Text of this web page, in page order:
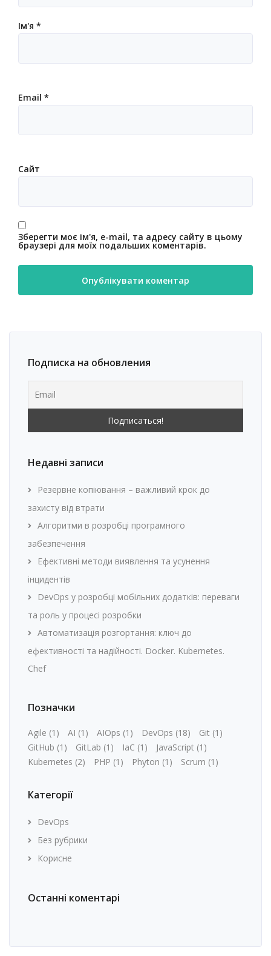
Ім'я *
Email *
Сайт
Зберегти моє ім'я, e-mail, та адресу сайту в цьому
браузері для моїх подальших коментарів.
Подписка на обновления
Недавні записи
Резервне копіювання – важливий крок до
захисту від втрати
Алгоритми в розробці програмного
забезпечення
Ефективні методи виявлення та усунення
інцидентів
DevOps у розробці мобільних додатків: переваги
та роль у процесі розробки
Автоматизація розгортання: ключ до
ефективності та надійності. Docker. Kubernetes.
Chef
Позначки
Agile (1) AI (1) AIOps (1) DevOps (18) Git (1)
GitHub (1) GitLab (1) IaC (1) JavaScript (1)
Kubernetes (2) PHP (1) Phyton (1) Scrum (1)
Категорії
DevOps
Без рубрики
Корисне
Останні коментарі